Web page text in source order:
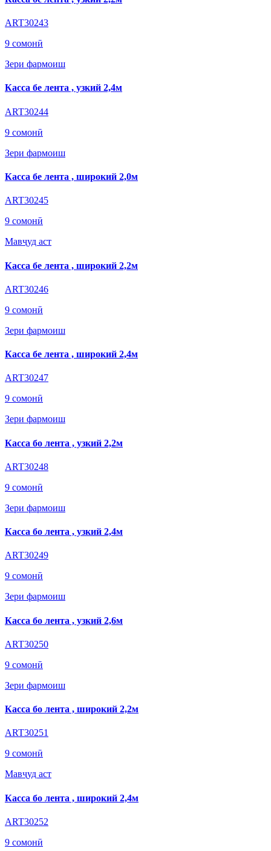
ART30243
9 сомонӣ
Зери фармоиш
Касса бе лента , узкий 2,4м
ART30244
9 сомонӣ
Зери фармоиш
Касса бе лента , широкий 2,0м
ART30245
9 сомонӣ
Мавҷуд аст
Касса бе лента , широкий 2,2м
ART30246
9 сомонӣ
Зери фармоиш
Касса бе лента , широкий 2,4м
ART30247
9 сомонӣ
Зери фармоиш
Касса бо лента , узкий 2,2м
ART30248
9 сомонӣ
Зери фармоиш
Касса бо лента , узкий 2,4м
ART30249
9 сомонӣ
Зери фармоиш
Касса бо лента , узкий 2,6м
ART30250
9 сомонӣ
Зери фармоиш
Касса бо лента , широкий 2,2м
ART30251
9 сомонӣ
Мавҷуд аст
Касса бо лента , широкий 2,4м
ART30252
9 сомонӣ